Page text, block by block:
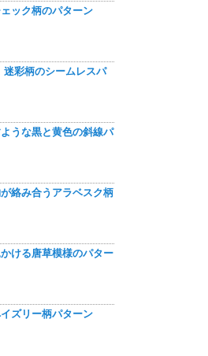
ック柄のパターン
迷彩柄のシームレスパ
うな黒と黄色の斜線パ
絡み合うアラベスク柄
ける唐草模様のパター
ズリー柄パターン